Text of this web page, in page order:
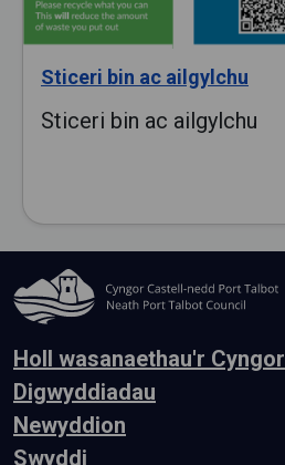
Sticeri bin ac ailgylchu
Sticeri bin ac ailgylchu
Holl wasanaethau'r Cyngor
Digwyddiadau
Newyddion
Swyddi